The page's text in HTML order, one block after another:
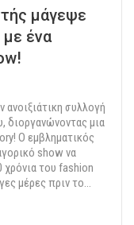
μάγεψε
ένα
συλλογή
διοργανώνοντας μια
O εμβληματικός
show να
χρόνια του fashion
μέρες πριν το…